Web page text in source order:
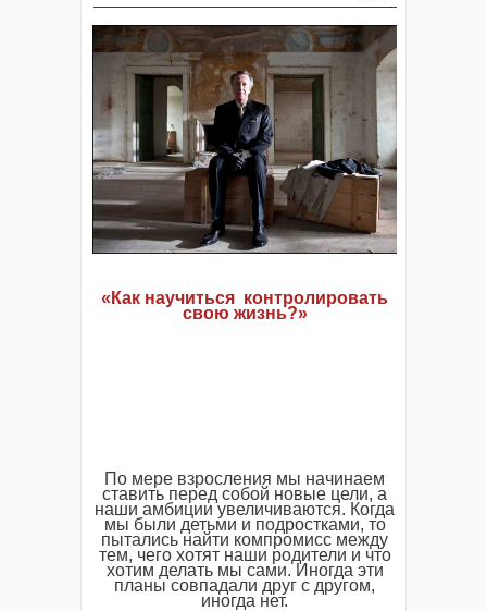
«Как научиться контролировать
свою жизнь?»
По мере взросления мы начинаем
ставить перед собой новые цели, а
наши амбиции увеличиваются. Когда
мы были детьми и подростками, то
пытались найти компромисс между
тем, чего хотят наши родители и что
хотим делать мы сами. Иногда эти
планы совпадали друг с другом,
иногда нет.